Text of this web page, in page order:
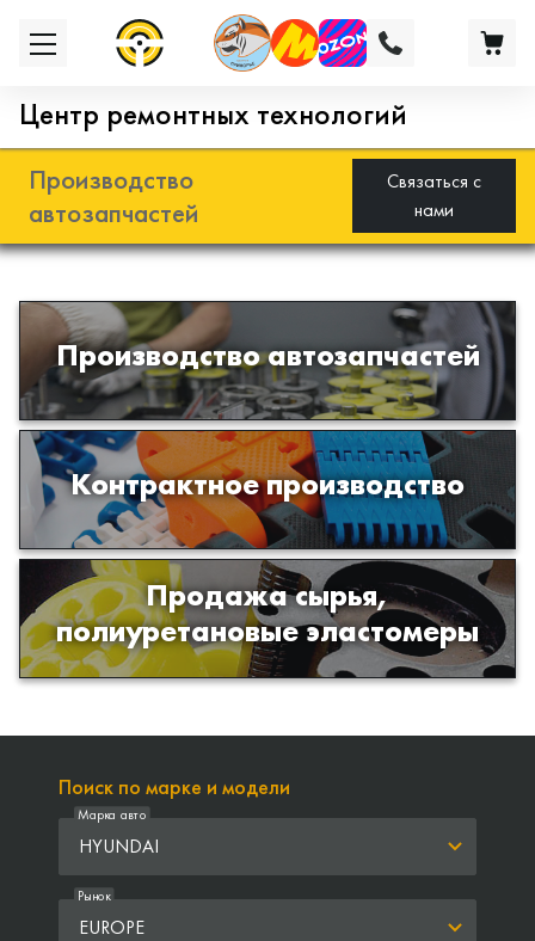
Центр ремонтных технологий
Производство
автозапчастей
Связаться с
нами
Производство автозапчастей
Разработка и производство деталей
из эластомеров для подвески
автомобиля
Контрактное производство
Производство изделий из пластиков
и полимеров по образцам либо
чертежам заказчика
Продажа сырья,
полиуретановые эластомеры
Продажа сырья для производства
изделий из полиуретана
Поиск по марке и модели
HYUNDAI
Марка авто
EUROPE
Рынок